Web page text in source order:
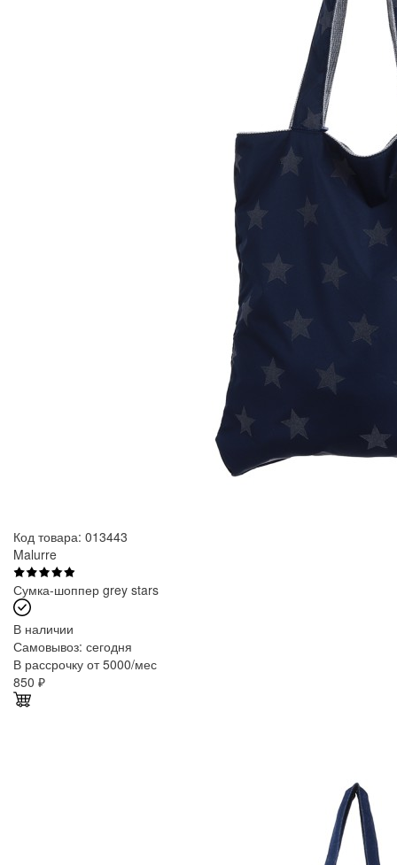
Код товара: 013443
Malurre
Сумка-шоппер grey stars
В наличии
Самовывоз: сегодня
В рассрочку от 5000/мес
850 ₽